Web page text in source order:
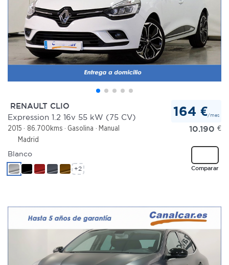
RENAULT CLIO
Expression 1.2 16v 55 kW (75 CV)
2015 86.700kms Gasolina
Manual
Madrid
164 €/mes
10.190 €
Comparar
Blanco
+2